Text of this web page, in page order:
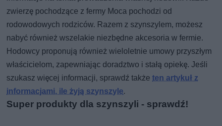
zwierzę pochodzące z fermy Moca pochodzi od
rodowodowych rodziców. Razem z szynszylem, możesz
nabyć również wszelakie niezbędne akcesoria w fermie.
Hodowcy proponują również wieloletnie umowy przyszłym
właścicielom, zapewniając doradztwo i stałą opiekę. Jeśli
szukasz więcej informacji, sprawdź takżeten artykuł z
informacjami, ile żyją szynszyle.
Super produkty dla szynszyli - sprawdź!